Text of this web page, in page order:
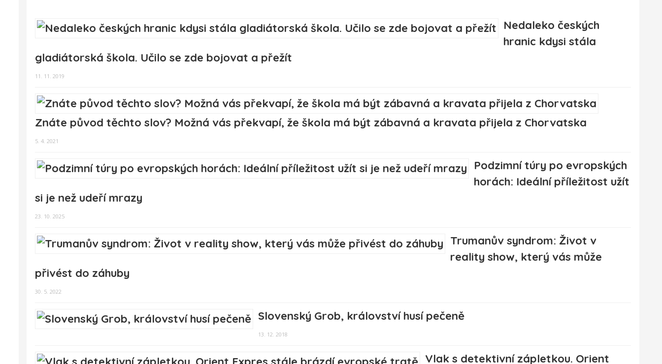
Nedaleko českých
hranic kdysi stála
gladiátorská škola. Učilo se zde bojovat a přežít
11. 11. 2019
Znáte původ těchto slov? Možná vás překvapí, že škola má být zábavná a kravata přijela z Chorvatska
5. 4. 2021
Podzimní túry po evropských
horách: Ideální příležitost užít
si je než udeří mrazy
23. 10. 2025
Trumanův syndrom: Život v
reality show, který vás může
přivést do záhuby
30. 5. 2022
Slovenský Grob, království husí pečeně
13. 12. 2018
Vlak s detektivní zápletkou. Orient